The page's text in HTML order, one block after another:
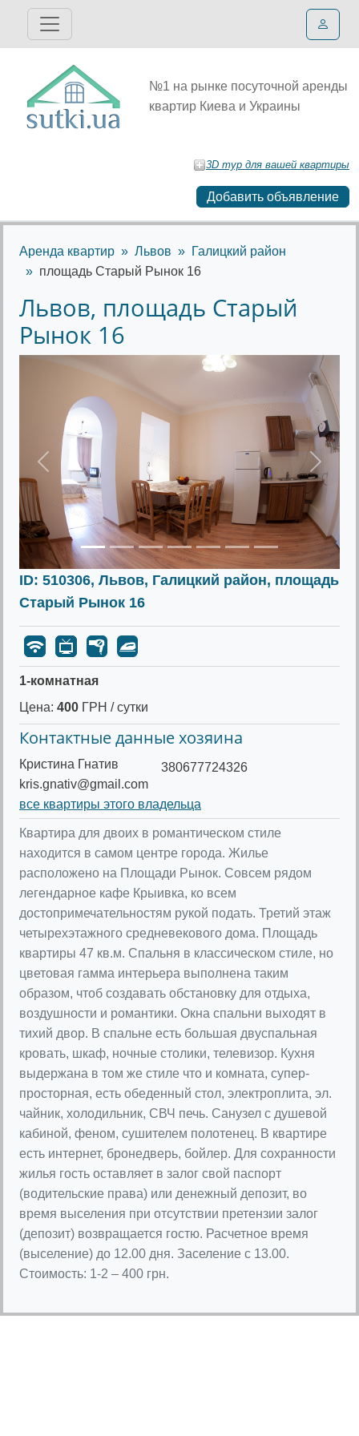
№1 на рынке посуточной аренды
квартир Киева и Украины
3D тур для вашей квартиры
Добавить объявление
Аренда квартир Львов
Галицкий район
площадь Старый Рынок 16
Львов, площадь Старый
Рынок 16
Предыдущее
ID: 510306, Львов, Галицкий район, площадь
Старый Рынок 16
1-комнатная
Цена: 400 ГРН / сутки
Контактные данные хозяина
Кристина Гнатив
kris.gnativ@gmail.com
380677724326
все квартиры этого владельца
Квартира для двоих в романтическом стиле
находится в самом центре города. Жилье
расположено на Площади Рынок. Совсем рядом
легендарное кафе Крыивка, ко всем
достопримечательностям рукой подать. Третий этаж
четырехэтажного средневекового дома. Площадь
квартиры 47 кв.м. Спальня в классическом стиле, но
цветовая гамма интерьера выполнена таким
образом, чтоб создавать обстановку для отдыха,
воздушности и романтики. Окна спальни выходят в
тихий двор. В спальне есть большая двуспальная
кровать, шкаф, ночные столики, телевизор. Кухня
выдержана в том же стиле что и комната, супер-
просторная, есть обеденный стол, электроплита, эл.
чайник, холодильник, СВЧ печь. Санузел с душевой
кабиной, феном, сушителем полотенец. В квартире
есть интернет, бронедверь, бойлер. Для сохранности
жилья гость оставляет в залог свой паспорт
(водительские права) или денежный депозит, во
время выселения при отсутствии претензии залог
(депозит) возвращается гостю. Расчетное время
(выселение) до 12.00 дня. Заселение с 13.00.
Стоимость: 1-2 – 400 грн.